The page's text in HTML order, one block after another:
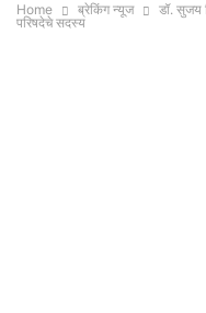
Home ब्रेकिंग न्यूज
डॉ. सुजय
परिषदेचे सदस्य